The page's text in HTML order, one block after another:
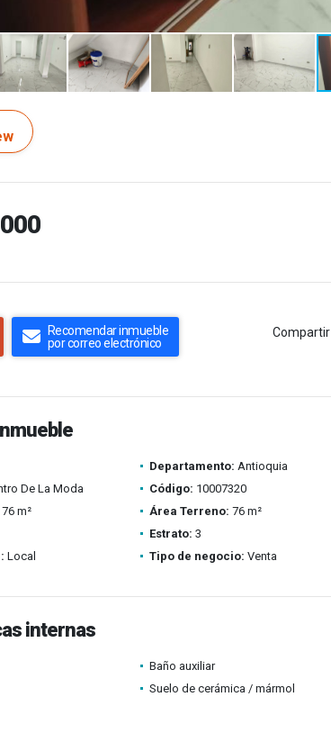
Recomendar inmueble
por correo electrónico
Compartir
Departamento: Antioquia
De La Moda Código: 10007320
76 m² Área Terreno: 76 m²
Estrato: 3
Local Tipo de negocio: Venta
internas
Baño auxiliar
Suelo de cerámica / mármol